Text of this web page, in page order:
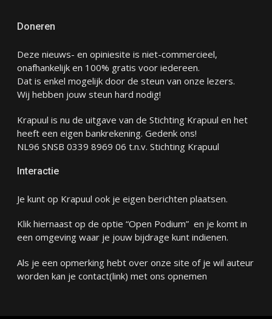
Doneren
Deze nieuws- en opiniesite is niet-commercieel,
onafhankelijk en 100% gratis voor iedereen.
Dat is enkel mogelijk door de steun van onze lezers.
Wij hebben jouw steun hard nodig!
Krapuul is nu de uitgave van de Stichting Krapuul en het
heeft een eigen bankrekening. Gedenk ons!
NL96 SNSB 0339 8969 06 t.n.v. Stichting Krapuul
Interactie
Je kunt op Krapuul ook je eigen berichten plaatsen.
Klik hiernaast op de optie “Open Podium” en je komt in
een omgeving waar je jouw bijdrage kunt indienen.
Als je een opmerking hebt over onze site of je wil auteur
worden kan je contact(link) met ons opnemen